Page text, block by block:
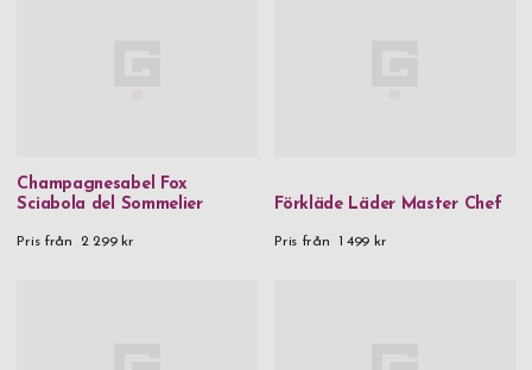
Champagnesabel Fox
Sciabola del Sommelier
Pris från 2 299 kr
Förkläde Läder Master Chef
Pris från 1 499 kr